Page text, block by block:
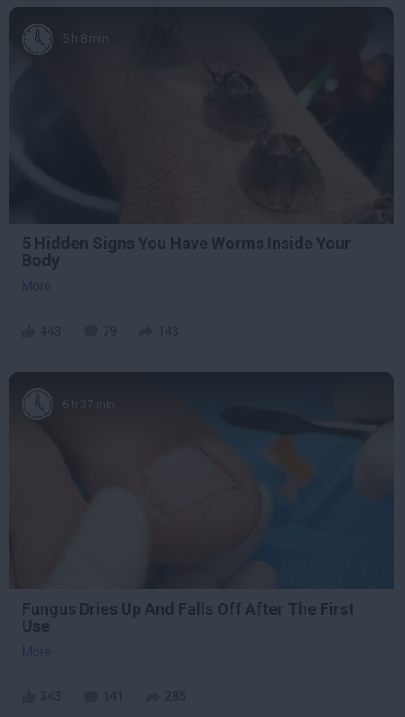
5 h 8 min
5 Hidden Signs You Have Worms Inside Your
Body
More
6 h 37 min
Fungus Dries Up And Falls Off After The First
Use
More